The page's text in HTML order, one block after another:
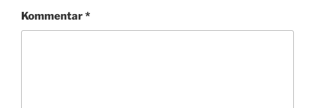
Kommentar*